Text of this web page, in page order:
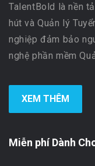
TalentBold là nền
hút và Quản lý
nghiệp đảm bảo
nghệ phần mềm
XEM THÊM
Miễn phí Dành